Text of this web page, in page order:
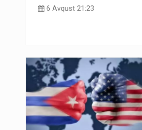
6 Avqust 21:23